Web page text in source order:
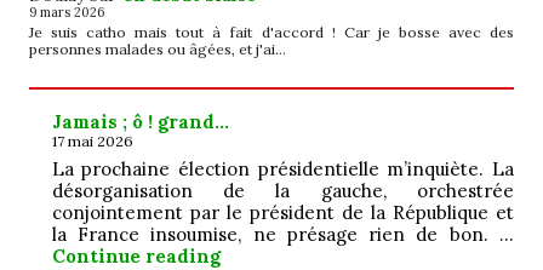
9 mars 2026
Je suis catho mais tout à fait d'accord ! Car je bosse avec des
personnes malades ou âgées, et j'ai…
Jamais ; ô ! grand…
17 mai 2026
La prochaine élection présidentielle m’inquiète. La
désorganisation de la gauche, orchestrée
conjointement par le président de la République et
la France insoumise, ne présage rien de bon. …
Continue readingJamais ; ô ! grand…